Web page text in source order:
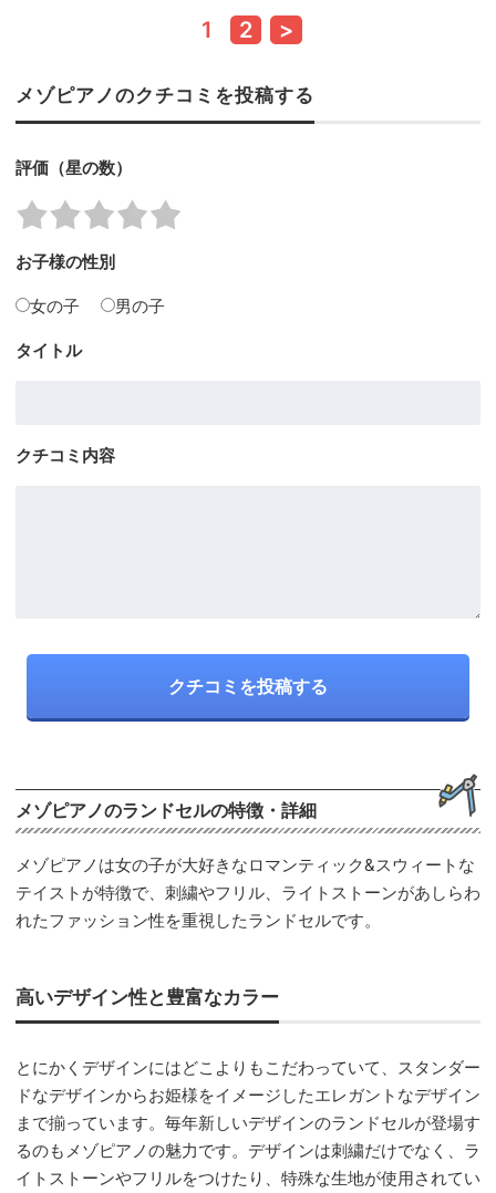
1 2 >
メゾピアノのクチコミを投稿する
評価（星の数）
お子様の性別
女の子 男の子
タイトル
クチコミ内容
メゾピアノのランドセルの特徴・詳細
メゾピアノは女の子が大好きなロマンティック&スウィートな
テイストが特徴で、刺繍やフリル、ライトストーンがあしらわ
れたファッション性を重視したランドセルです。
高いデザイン性と豊富なカラー
とにかくデザインにはどこよりもこだわっていて、スタンダー
ドなデザインからお姫様をイメージしたエレガントなデザイン
まで揃っています。毎年新しいデザインのランドセルが登場す
るのもメゾピアノの魅力です。デザインは刺繍だけでなく、ラ
イトストーンやフリルをつけたり、特殊な生地が使用されてい